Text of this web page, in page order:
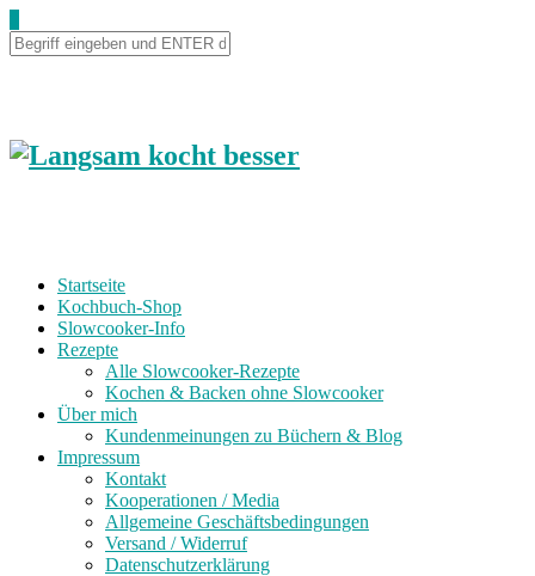
Startseite
Kochbuch-Shop
Slowcooker-Info
Rezepte
Alle Slowcooker-Rezepte
Kochen & Backen ohne Slowcooker
Über mich
Kundenmeinungen zu Büchern & Blog
Impressum
Kontakt
Kooperationen / Media
Allgemeine Geschäftsbedingungen
Versand / Widerruf
Datenschutzerklärung